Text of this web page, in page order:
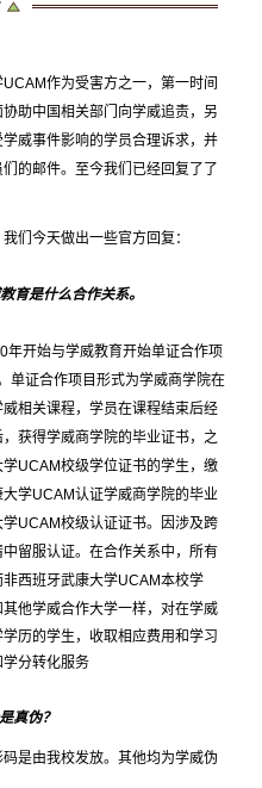
UCAM作为受害方之一，第一时间
助中国相关部门向学威追责，另
威事件影响的学员合理诉求，并
的邮件。至今我们已经回复了了
们今天做出一些官方回复：
育是什么合作关系。
年开始与学威教育开始单证合作项
单证合作项目形式为学威商学院在
相关课程，学员在课程结束后经
获得学威商学院的毕业证书，之
学UCAM校级学位证书的学生，缴
大学UCAM认证学威商学院的毕业
学UCAM校级认证证书。因涉及跨
留服认证。在合作关系中，所有
西班牙武康大学UCAM本校学
其他学威合作大学一样，对在学威
历的学生，收取相应费用和学习
分转化服务
真伪？
是由我校发放。其他均为学威伪